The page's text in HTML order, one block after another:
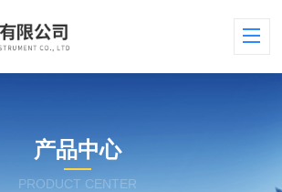
产品中心
PRODUCT CENTER